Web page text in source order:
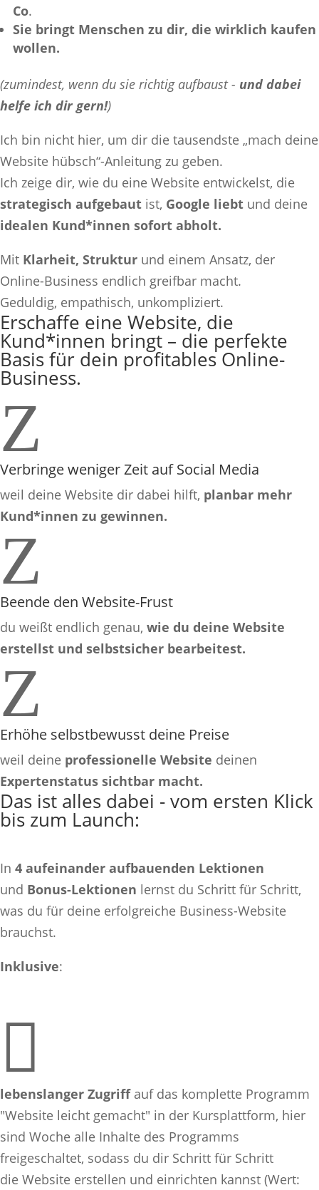
Co.
Sie bringt Menschen zu dir, die wirklich kaufen
wollen.
(zumindest, wenn du sie richtig aufbaust - und dabei
helfe ich dir gern!)
Ich bin nicht hier, um dir die tausendste „mach deine
Website hübsch“-Anleitung zu geben.
Ich zeige dir, wie du eine Website entwickelst, die
strategisch aufgebaut ist, Google liebt und deine
idealen Kund*innen sofort abholt.
Mit Klarheit, Struktur und einem Ansatz, der
Online-Business endlich greifbar macht.
Geduldig, empathisch, unkompliziert.
Erschaffe eine Website, die
Kund*innen bringt – die perfekte
Basis für dein profitables Online-
Business.
Z
Verbringe weniger Zeit auf Social Media
weil deine Website dir dabei hilft, planbar mehr
Kund*innen zu gewinnen.
Z
Beende den Website-Frust
du weißt endlich genau, wie du deine Website
erstellst und selbstsicher bearbeitest.
Z
Erhöhe selbstbewusst deine Preise
weil deine professionelle Website deinen
Expertenstatus sichtbar macht.
Das ist alles dabei - vom ersten Klick
bis zum Launch:
In 4 aufeinander aufbauenden Lektionen
und Bonus-Lektionen lernst du Schritt für Schritt,
was du für deine erfolgreiche Business-Website
brauchst.
Inklusive:

lebenslanger Zugriff auf das komplette Programm
"Website leicht gemacht" in der Kursplattform, hier
sind Woche alle Inhalte des Programms
freigeschaltet, sodass du dir Schritt für Schritt
die Website erstellen und einrichten kannst (Wert: